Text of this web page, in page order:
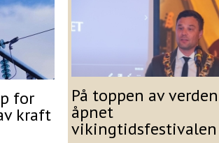
for
kraft
På toppen av verden
åpnet
vikingtidsfestivalen